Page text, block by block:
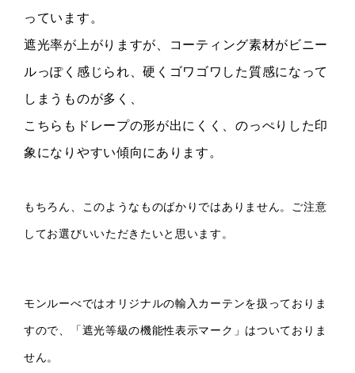
っています。
遮光率が上がりますが、
コーティング素材がビニー
ルっぽく感じられ、硬くゴワゴワした質感になって
しまうものが多く、
こちらもドレープの形が出にくく、のっぺりした印
象になりやすい傾向にあります。
もちろん、このようなものばかりではありません。 ご注意
してお選びいいただきたいと思います。
モンルーべではオリジナルの輸入カーテンを扱っておりま
すので、「遮光等級の機能性表示マーク」はついておりま
せん。